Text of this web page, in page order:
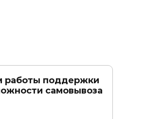
работы поддержки
самовывоза